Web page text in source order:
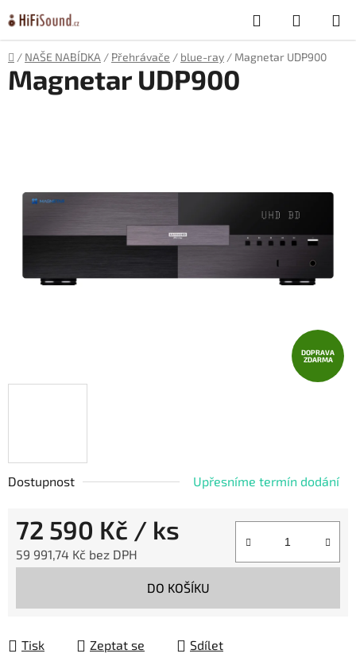
na
obsah
Hledat
KOŠÍK
Domů
/ NAŠE NABÍDKA / Přehrávače / blue-ray / Magnetar UDP900
Dostupnost Upřesníme termín dodání
72 590 Kč / ks
59 991,74 Kč bez DPH
DO KOŠÍKU
Tisk Zeptat se Sdílet
Magnetar UDP900
DOPRAVA
ZDARMA